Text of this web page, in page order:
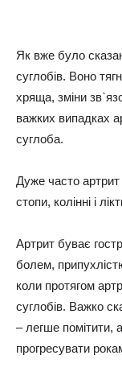
Як вже було
суглобів. Воно
хряща, зміни
важких випадках
суглоба.
Дуже часто артрит
стопи, колінні і
Артрит буває
болем,
коли протягом
суглобів. Важко
– легше помітити,
прогресувати